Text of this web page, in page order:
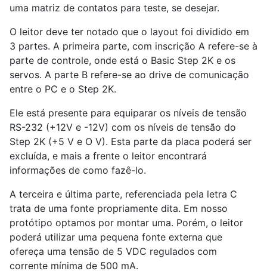
uma matriz de contatos para teste, se desejar.
O leitor deve ter notado que o layout foi dividido em
3 partes. A primeira parte, com inscrição A refere-se à
parte de controle, onde está o Basic Step 2K e os
servos. A parte B refere-se ao drive de comunicação
entre o PC e o Step 2K.
Ele está presente para equiparar os níveis de tensão
RS-232 (+12V e -12V) com os níveis de tensão do
Step 2K (+5 V e O V). Esta parte da placa poderá ser
excluída, e mais a frente o leitor encontrará
informações de como fazê-lo.
A terceira e última parte, referenciada pela letra C
trata de uma fonte propriamente dita. Em nosso
protótipo optamos por montar uma. Porém, o leitor
poderá utilizar uma pequena fonte externa que
ofereça uma tensão de 5 VDC regulados com
corrente mínima de 500 mA.